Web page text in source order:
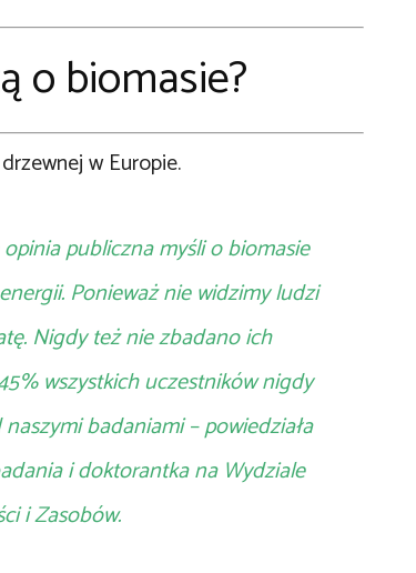
o biomasie?
w Europie.
publiczna myśli o biomasie
Ponieważ nie widzimy ludzi
Nigdy też nie zbadano ich
wszystkich uczestników nigdy
badaniami – powiedziała
i doktorantka na Wydziale
i Zasobów.